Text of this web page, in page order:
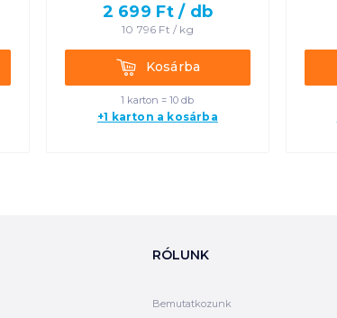
2 699 Ft / db
10 796 Ft / kg
KosárbaKosárba
1 karton = 10 db
+1 karton a kosárba
RÓLUNK
Bemutatkozunk